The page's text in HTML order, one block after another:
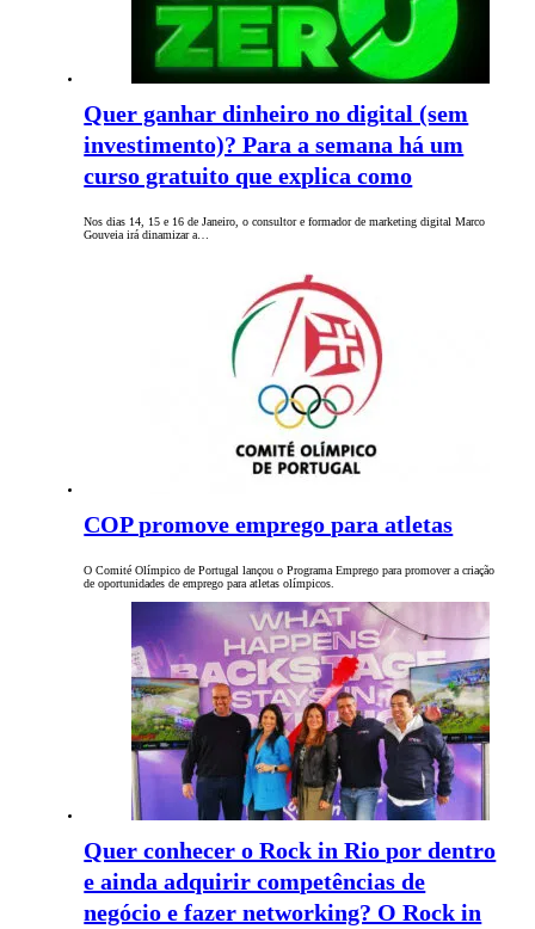
Quer ganhar dinheiro no digital (sem
investimento)? Para a semana há um
curso gratuito que explica como
Nos dias 14, 15 e 16 de Janeiro, o consultor e formador de marketing digital Marco
Gouveia irá dinamizar a…
COP promove emprego para atletas
O Comité Olímpico de Portugal lançou o Programa Emprego para promover a criação
de oportunidades de emprego para atletas olímpicos.
Quer conhecer o Rock in Rio por dentro
e ainda adquirir competências de
negócio e fazer networking? O Rock in